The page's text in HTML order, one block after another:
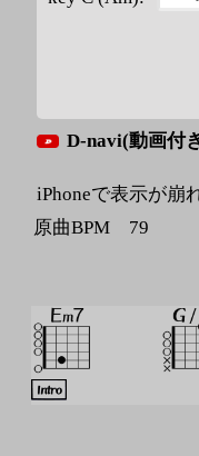
D-navi(動画付
iPhoneで表示が崩
原曲BPM 79